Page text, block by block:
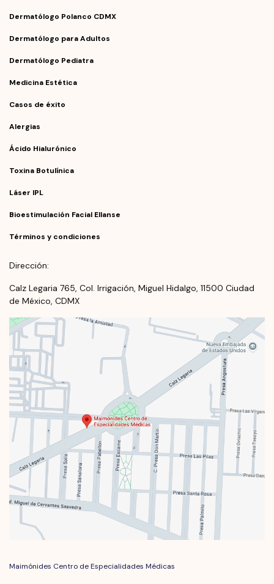
Dermatólogo Polanco CDMX
Dermatólogo para Adultos
Dermatólogo Pediatra
Medicina Estética
Casos de éxito
Alergias
Ácido Hialurónico
Toxina Botulínica
Láser IPL
Bioestimulación Facial Ellanse
Términos y condiciones
Dirección:
Calz Legaria 765, Col. Irrigación, Miguel Hidalgo, 11500 Ciudad
de México, CDMX
Maimónides Centro de Especialidades Médicas